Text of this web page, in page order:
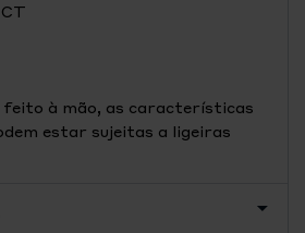
feito à mão, as características
estar sujeitas a ligeiras